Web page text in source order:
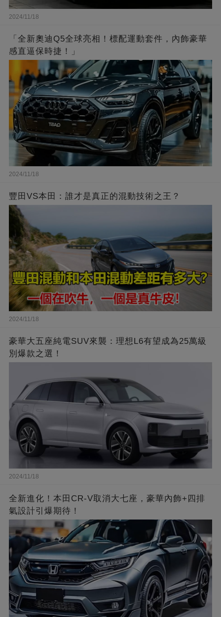
2024/11/18
「全新奧迪Q5全球亮相！標配運動套件，內飾豪華
感直逼保時捷！」
2024/11/18
豐田VS本田：誰才是真正的混動技術之王？
2024/11/18
豪華大五座純電SUV來襲：理想L6有望成為25萬級
別爆款之選！
2024/11/18
全新進化！本田CR-V取消大七座，豪華內飾+四排
氣設計引爆期待！